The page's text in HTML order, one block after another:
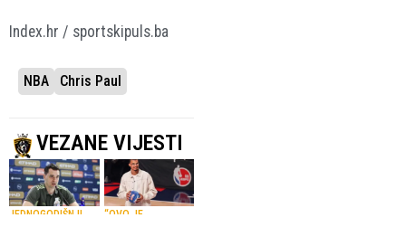
Index.hr / sportskipuls.ba
NBA Chris Paul
VEZANE VIJESTI
JEDNOGODIŠNJI
“OVO JE